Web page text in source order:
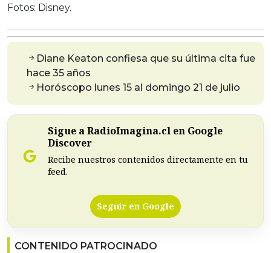
Fotos: Disney.
Diane Keaton confiesa que su última cita fue
hace 35 años
Horóscopo lunes 15 al domingo 21 de julio
Sigue a RadioImagina.cl en Google
Discover
Recibe nuestros contenidos directamente en tu
feed.
Seguir en Google
CONTENIDO PATROCINADO